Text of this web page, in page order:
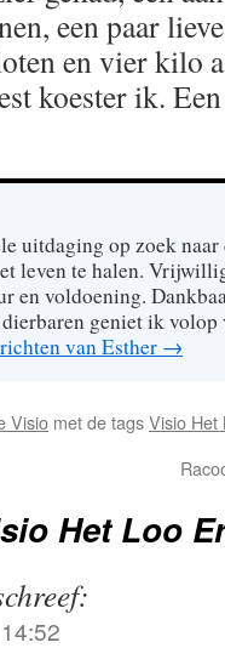
een paar
en vier kilo
koester ik.
uitdaging op zoek
leven te halen.
en voldoening.
geniet ik volop
van Esther →
Visio met de tagsVisio Het
Het Loo